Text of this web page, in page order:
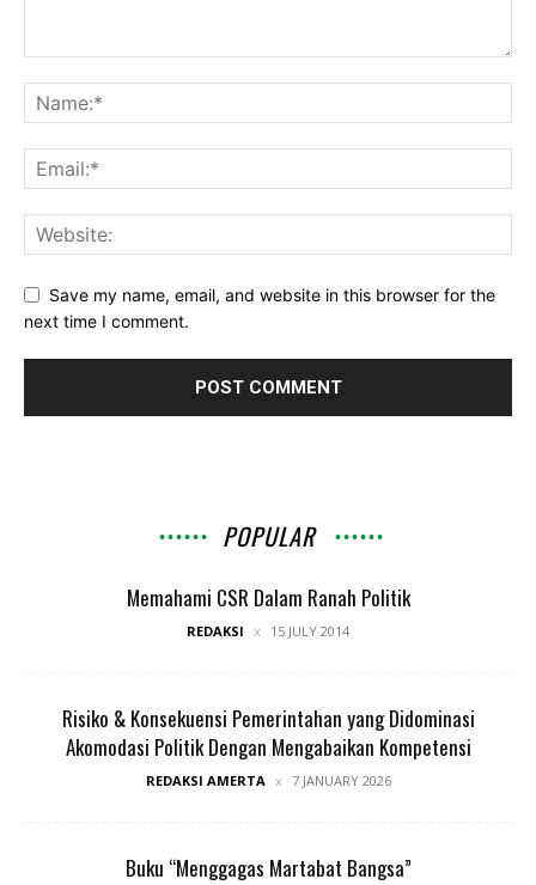
Save my name, email, and website in this browser for the
next time I comment.
POPULAR
Memahami CSR Dalam Ranah Politik
REDAKSI 15 JULY 2014
Risiko & Konsekuensi Pemerintahan yang Didominasi
Akomodasi Politik Dengan Mengabaikan Kompetensi
REDAKSI AMERTA 7 JANUARY 2026
Buku “Menggagas Martabat Bangsa”